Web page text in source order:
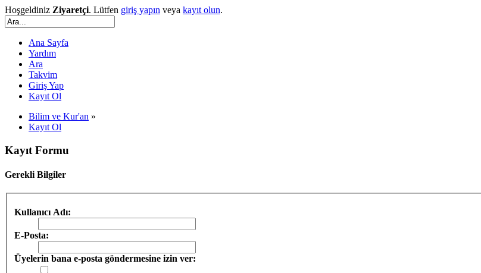
Hoşgeldiniz Ziyaretçi. Lütfen giriş yapın veya kayıt olun.
Ana Sayfa
Yardım
Ara
Takvim
Giriş Yap
Kayıt Ol
Bilim ve Kur'an »
Kayıt Ol
Kayıt Formu
Gerekli Bilgiler
Kullanıcı Adı:
E-Posta:
Üyelerin bana e-posta göndermesine izin ver: